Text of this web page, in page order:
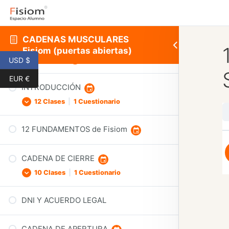
CADENAS MUSCULARES
Fisiom (puertas abiertas)
BIENVENIDA
INTRODUCCIÓN
12 Clases 1 Cuestionario
Psicoemocional
2ª Cómo profesionalizar tus clases
3ª Necesidades Humanas
6ª Bases Fisiom 1
12 FUNDAMENTOS de Fisiom
CADENA DE CIERRE
10 Clases 1 Cuestionario
1ª DOSIER – Psicocomportamental
DNI Y ACUERDO LEGAL
USD $
EUR €